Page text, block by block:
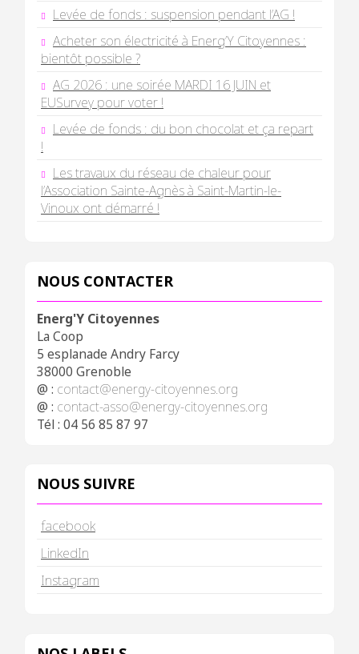
Levée de fonds : suspension pendant l’AG !
Acheter son électricité à Energ’Y Citoyennes :
bientôt possible ?
AG 2026 : une soirée MARDI 16 JUIN et
EUSurvey pour voter !
Levée de fonds : du bon chocolat et ça repart
!
Les travaux du réseau de chaleur pour
l’Association Sainte-Agnès à Saint-Martin-le-
Vinoux ont démarré !
NOUS CONTACTER
Energ'Y Citoyennes
La Coop
5 esplanade Andry Farcy
38000 Grenoble
@ : contact@energy-citoyennes.org
@ : contact-asso@energy-citoyennes.org
Tél : 04 56 85 87 97
NOUS SUIVRE
facebook
LinkedIn
Instagram